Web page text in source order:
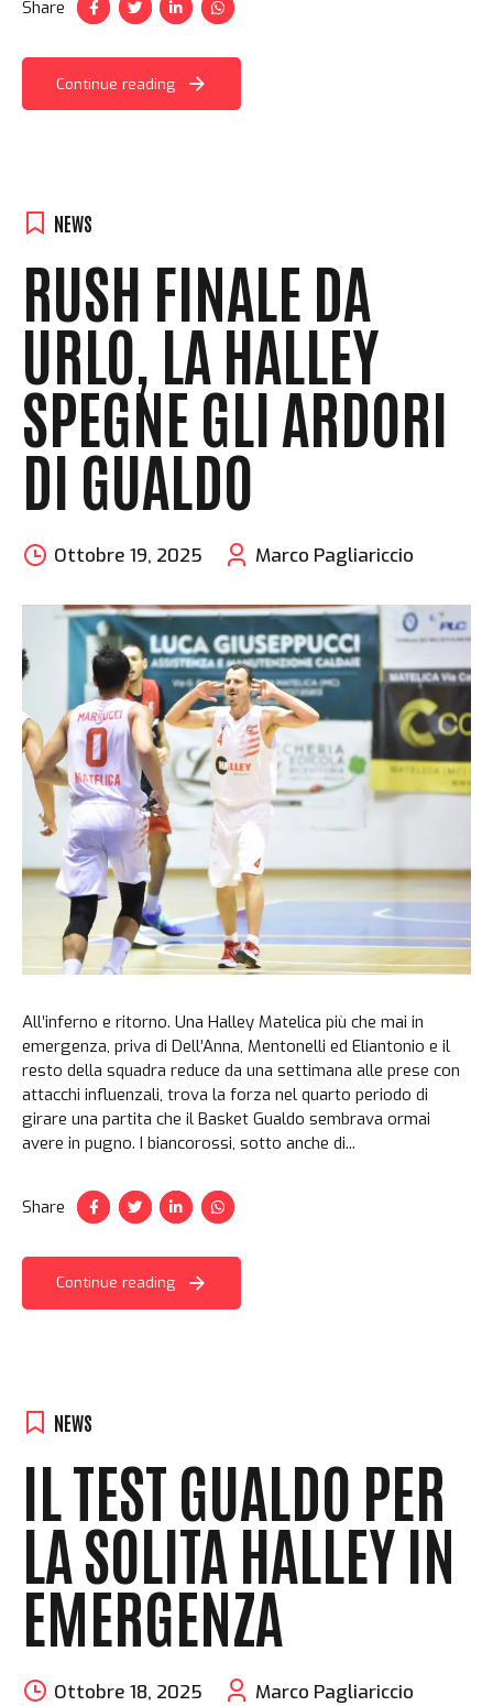
Share
Continue reading
NEWS
RUSH FINALE DA
URLO, LA HALLEY
SPEGNE GLI ARDORI
DI GUALDO
Ottobre 19, 2025 Marco Pagliariccio
All’inferno e ritorno. Una Halley Matelica più che mai in
emergenza, priva di Dell’Anna, Mentonelli ed Eliantonio e il
resto della squadra reduce da una settimana alle prese con
attacchi influenzali, trova la forza nel quarto periodo di
girare una partita che il Basket Gualdo sembrava ormai
avere in pugno. I biancorossi, sotto anche di...
Share
Continue reading
NEWS
IL TEST GUALDO PER
LA SOLITA HALLEY IN
EMERGENZA
Ottobre 18, 2025 Marco Pagliariccio